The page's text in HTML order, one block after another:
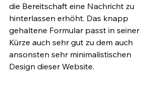
die Bereitschaft eine Nachricht zu
hinterlassen erhöht. Das knapp
gehaltene Formular passt in seiner
Kürze auch sehr gut zu dem auch
ansonsten sehr minimalistischen
Design dieser Website.